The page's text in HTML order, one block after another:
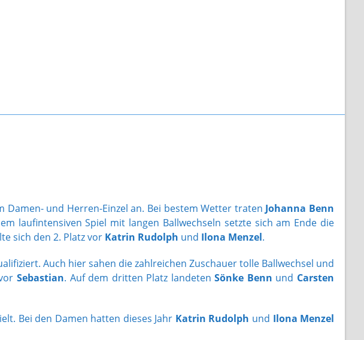
Damen- und Herren-Einzel an. Bei bestem Wetter traten Johanna Benn
laufintensiven Spiel mit langen Ballwechseln setzte sich am Ende die
sich den 2. Platz vor Katrin Rudolph und Ilona Menzel.
Auch hier sahen die zahlreichen Zuschauer tolle Ballwechsel und
Sebastian. Auf dem dritten Platz landetenSönke Benn und Carsten
Bei den Damen hatten dieses Jahr Katrin Rudolph und Ilona Menzel